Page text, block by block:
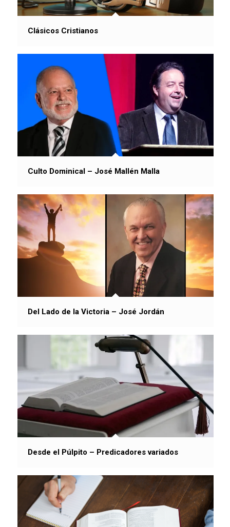
Clásicos Cristianos
Culto Dominical – José Mallén Malla
Del Lado de la Victoria – José Jordán
Desde el Púlpito – Predicadores variados